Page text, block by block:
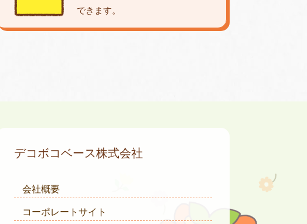
できます。
デコボコベース株式会社
会社概要
コーポレートサイト